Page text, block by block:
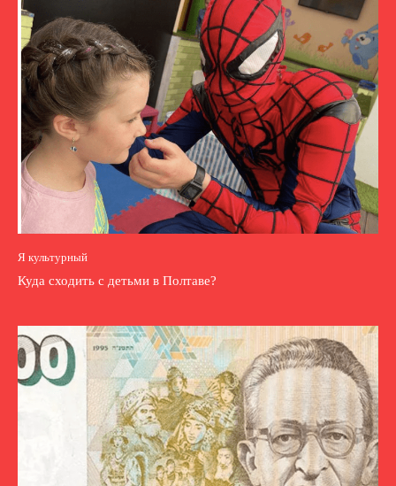
Я культурный
Куда сходить с детьми в Полтаве?